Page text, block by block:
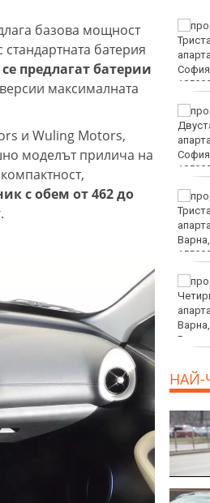
базова мощност
батерия
предлагат батерии
максималната
и Wuling Motors,
моделът прилича на
с обем от 462 до
РЗИ: Растат случаите на
затлъстяване сред
учениците във
Варненско
административните
услуги в КАТ - Варна и
Сред еврейските
повече от час жертвата
си на Младежкия хълм в
Пловдив
НАЙ-